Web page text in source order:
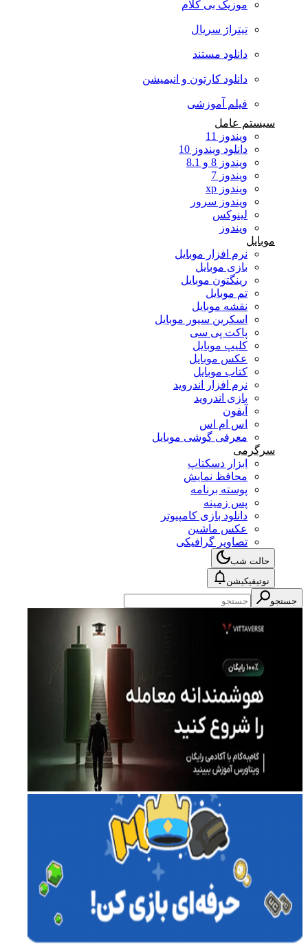
موزیک بی کلام
تیتراژ سریال
دانلود مستند
دانلود کارتون و انیمیشن
فیلم آموزشی
سیستم عامل
ویندوز 11
دانلود ویندوز 10
ویندوز 8 و 8.1
ویندوز 7
ویندوز xp
ویندوز سرور
لینوکس
ویندوز
موبایل
نرم افزار موبایل
بازی موبایل
رینگتون موبایل
تم موبایل
نقشه موبایل
اسکرین سیور موبایل
پاکت پی سی
کلیپ موبایل
عکس موبایل
کتاب موبایل
نرم افزار اندروید
بازی اندروید
آیفون
اس ام اس
معرفی گوشی موبایل
سرگرمی
ابزار دسکتاپ
محافظ نمایش
پوسته برنامه
پس زمینه
دانلود بازی کامپیوتر
عکس ماشین
تصاویر گرافیکی
حالت شب
نوتیفیکیشن
جستجو